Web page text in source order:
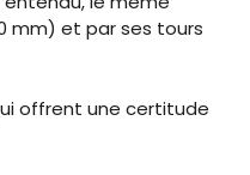
mm) et par ses tours
offrent une certitude